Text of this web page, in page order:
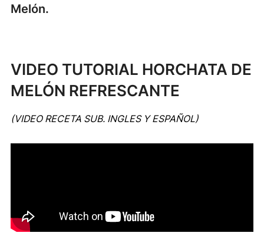
Melón.
VIDEO TUTORIAL HORCHATA DE
MELÓN REFRESCANTE
(VIDEO RECETA SUB. INGLES Y ESPAÑOL)